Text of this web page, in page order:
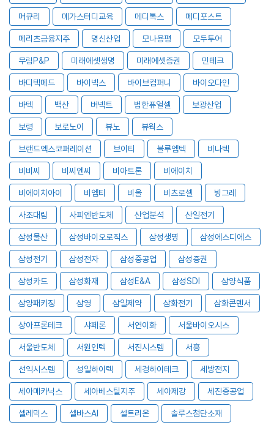
머큐리 메가스터디교육 메디톡스 메디포스트
메리츠금융지주 명신산업 모나용평 모두투어
무림P&P 미래에셋생명 미래에셋증권 민테크
바디텍메드 바이넥스 바이브컴퍼니 바이오다인
바텍 백산 버넥트 범한퓨얼셀 보광산업
보령 보로노이 뷰노 뷰웍스
브랜드엑스코퍼레이션 브이티 블루엠텍 비나텍
비비씨 비씨엔씨 비아트론 비에이치
비에이치아이 비엠티 비올 비츠로셀 빙그레
사조대림 사피엔반도체 산업분석 산일전기
삼성물산 삼성바이오로직스 삼성생명 삼성에스디에스
삼성전기 삼성전자 삼성중공업 삼성증권
삼성카드 삼성화재 삼성E&A 삼성SDI 삼양식품
삼양패키징 삼영 삼일제약 삼화전기 삼화콘덴서
상아프론테크 샤페론 서연이화 서울바이오시스
서울반도체 서원인텍 서진시스템 서흥
선익시스템 성일하이텍 세경하이테크 세방전지
세아메카닉스 세아베스틸지주 세아제강 세진중공업
셀레믹스 셀바스AI 셀트리온 솔루스첨단소재